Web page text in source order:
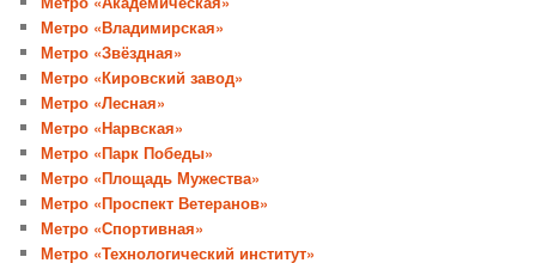
Метро «Владимирская»
Метро «Звёздная»
Метро «Кировский завод»
Метро «Лесная»
Метро «Нарвская»
Метро «Парк Победы»
Метро «Площадь Мужества»
Метро «Проспект Ветеранов»
Метро «Спортивная»
Метро «Технологический институт»